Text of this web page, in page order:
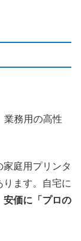
業務用の高性
家庭用プリンタ
ます。自宅に
安価に「プロの